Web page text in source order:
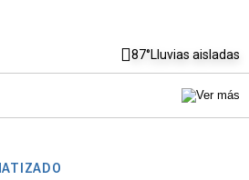
87°Lluvias aisladas